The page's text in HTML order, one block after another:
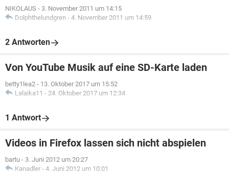
NIKOLAUS - 3. November 2011 um 14:15
Dolphthelundgren - 4. November 2011 um 14:59
2 Antworten
Von YouTube Musik auf eine SD-Karte laden
betty1lea2 - 13. Oktober 2017 um 15:52
Lalaika11 - 24. Oktober 2017 um 12:34
1 Antwort
Videos in Firefox lassen sich nicht abspielen
bartu - 3. Juni 2012 um 20:27
Kanadler - 4. Juni 2012 um 10:01